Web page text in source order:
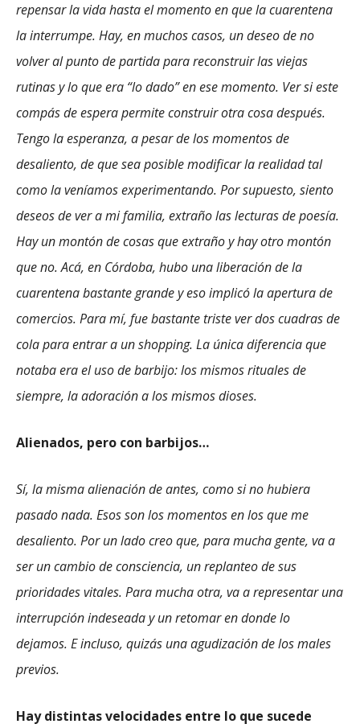
repensar la vida hasta el momento en que la cuarentena
la interrumpe. Hay, en muchos casos, un deseo de no
volver al punto de partida para reconstruir las viejas
rutinas y lo que era “lo dado” en ese momento. Ver si este
compás de espera permite construir otra cosa después.
Tengo la esperanza, a pesar de los momentos de
desaliento, de que sea posible modificar la realidad tal
como la veníamos experimentando. Por supuesto, siento
deseos de ver a mi familia, extraño las lecturas de poesía.
Hay un montón de cosas que extraño y hay otro montón
que no. Acá, en Córdoba, hubo una liberación de la
cuarentena bastante grande y eso implicó la apertura de
comercios. Para mí, fue bastante triste ver dos cuadras de
cola para entrar a un shopping. La única diferencia que
notaba era el uso de barbijo: los mismos rituales de
siempre, la adoración a los mismos dioses.
Alienados, pero con barbijos…
Sí, la misma alienación de antes, como si no hubiera
pasado nada. Esos son los momentos en los que me
desaliento. Por un lado creo que, para mucha gente, va a
ser un cambio de consciencia, un replanteo de sus
prioridades vitales. Para mucha otra, va a representar una
interrupción indeseada y un retomar en donde lo
dejamos. E incluso, quizás una agudización de los males
previos.
Hay distintas velocidades entre lo que sucede